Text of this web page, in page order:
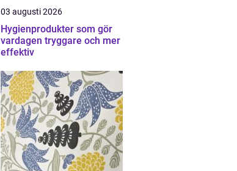
03 augusti 2026
Hygienprodukter som gör
vardagen tryggare och mer
effektiv